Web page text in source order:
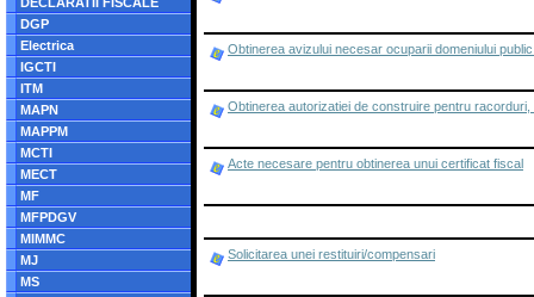
DGP
Electrica
IGCTI
ITM
MAPN
MAPPM
MCTI
MECT
MF
MFPDGV
MIMMC
MJ
MS
Obtinerea avizului necesar ocuparii domeniului
Obtinerea autorizatiei de construire pentru
Acte necesare pentru obtinerea unui certificat fiscal
Solicitarea unei restituiri/compensari